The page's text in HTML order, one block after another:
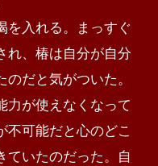
を入れる。まっすぐ
れ、椿は自分が自分
だと気がついた。
力が使えなくなって
不可能だと心のどこ
ていたのだった。自